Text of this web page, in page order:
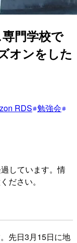
門学校で
オンをした
RDS 勉強会
しています。情
ださい。
先日3月15日に地